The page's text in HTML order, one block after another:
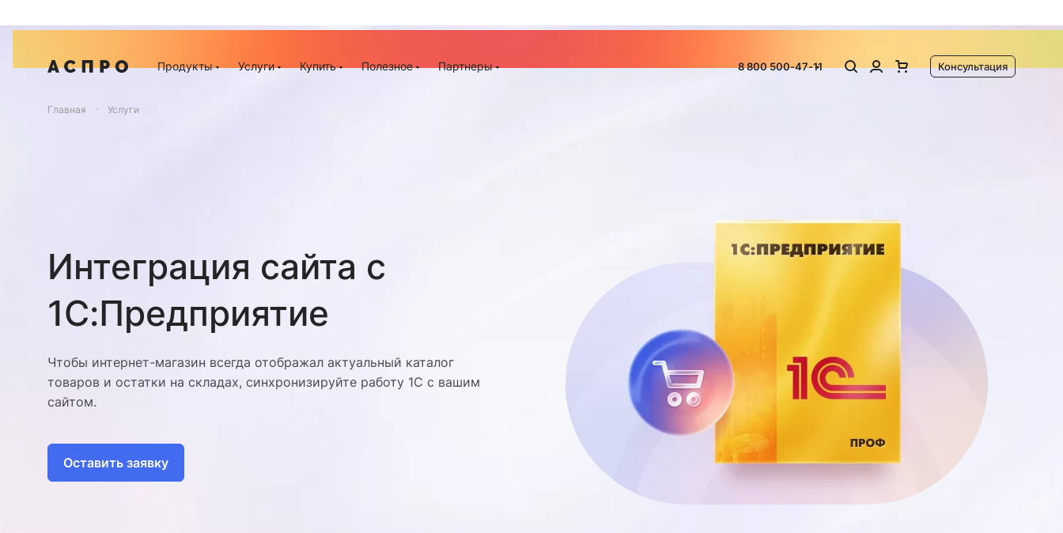
Продукты Услуги Купить Полезное Партнеры 8 800 500-47-11 Консультация
Главная Услуги
Интеграция сайта с
1С:Предприятие
Чтобы интернет-магазин всегда отображал актуальный каталог
товаров и остатки на складах, синхронизируйте работу 1С с вашим
сайтом.
Оставить заявку